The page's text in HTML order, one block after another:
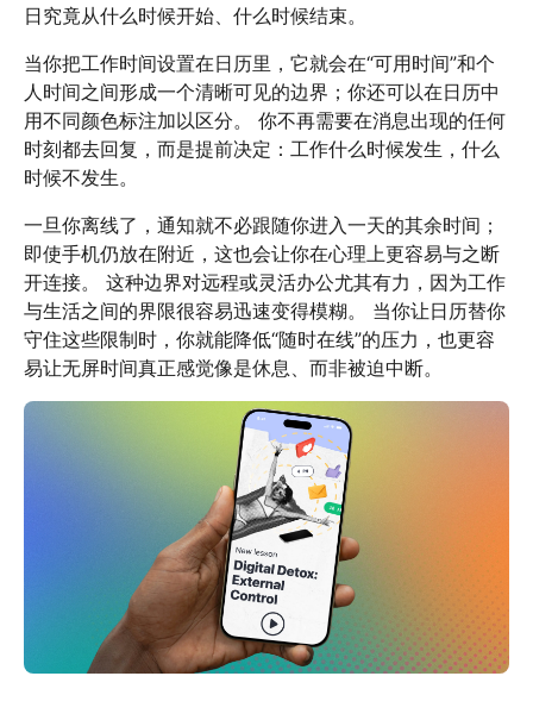
日究竟从什么时候开始、什么时候结束。
当你把工作时间设置在日历里，它就会在“可用时间”和个
人时间之间形成一个清晰可见的边界；你还可以在日历中
用不同颜色标注加以区分。 你不再需要在消息出现的任何
时刻都去回复，而是提前决定：工作什么时候发生，什么
时候不发生。
一旦你离线了，通知就不必跟随你进入一天的其余时间；
即使手机仍放在附近，这也会让你在心理上更容易与之断
开连接。 这种边界对远程或灵活办公尤其有力，因为工作
与生活之间的界限很容易迅速变得模糊。 当你让日历替你
守住这些限制时，你就能降低“随时在线”的压力，也更容
易让无屏时间真正感觉像是休息、而非被迫中断。